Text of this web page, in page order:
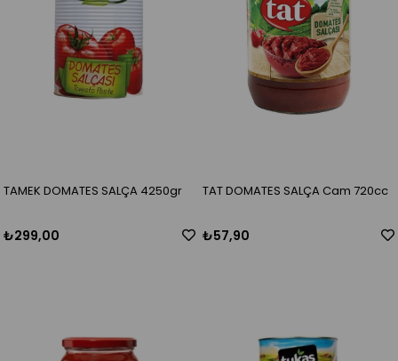
TAMEK DOMATES SALÇA 4250gr
₺299,00
TAT DOMATES SALÇA Cam 720cc
₺57,90